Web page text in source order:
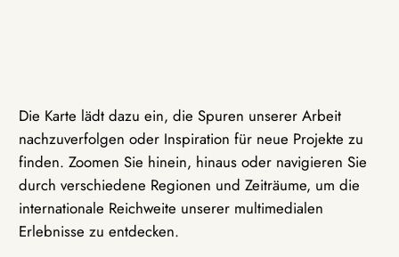
Die Karte lädt dazu ein, die Spuren unserer Arbeit
nachzuverfolgen oder Inspiration für neue Projekte zu
finden. Zoomen Sie hinein, hinaus oder navigieren Sie
durch verschiedene Regionen und Zeiträume, um die
internationale Reichweite unserer multimedialen
Erlebnisse zu entdecken.